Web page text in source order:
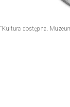
"Kultura dostępna.